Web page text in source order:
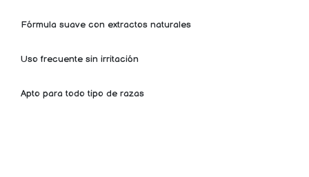
Fórmula suave con extractos naturales
Uso frecuente sin irritación
Apto para todo tipo de razas